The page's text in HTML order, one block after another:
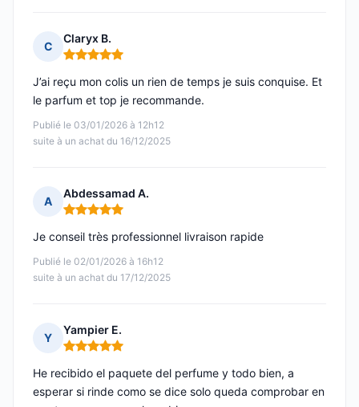
C
Claryx B.
Note : 5 sur 5
Publié le 03/01/2026 à 12h12
suite à un achat du 16/12/2025
J’ai reçu mon colis un rien de temps je suis conquise. Et
le parfum et top je recommande.
A
Abdessamad A.
Note : 5 sur 5
Publié le 02/01/2026 à 16h12
suite à un achat du 17/12/2025
Je conseil très professionnel livraison rapide
Y
Yampier E.
Note : 5 sur 5
He recibido el paquete del perfume y todo bien, a
esperar si rinde como se dice solo queda comprobar en